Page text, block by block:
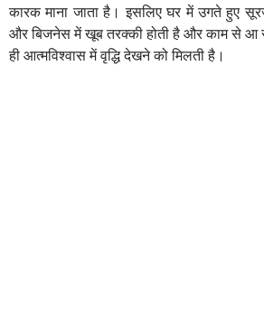
कारक माना जाता है। इसलिए घर में उगते हुए
और बिजनेस में खूब तरक्की होती है और काम से आ
ही आत्मविश्वास में वृद्धि देखने को मिलती है।